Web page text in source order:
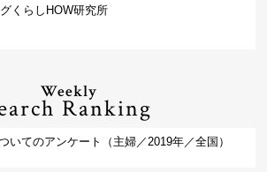
くらしHOW研究所
Weekly
Ranking
いてのアンケート（主婦／2019年／全国）